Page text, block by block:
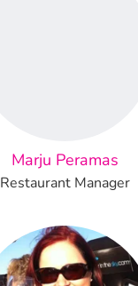
Marju Peramas
Restaurant Manager